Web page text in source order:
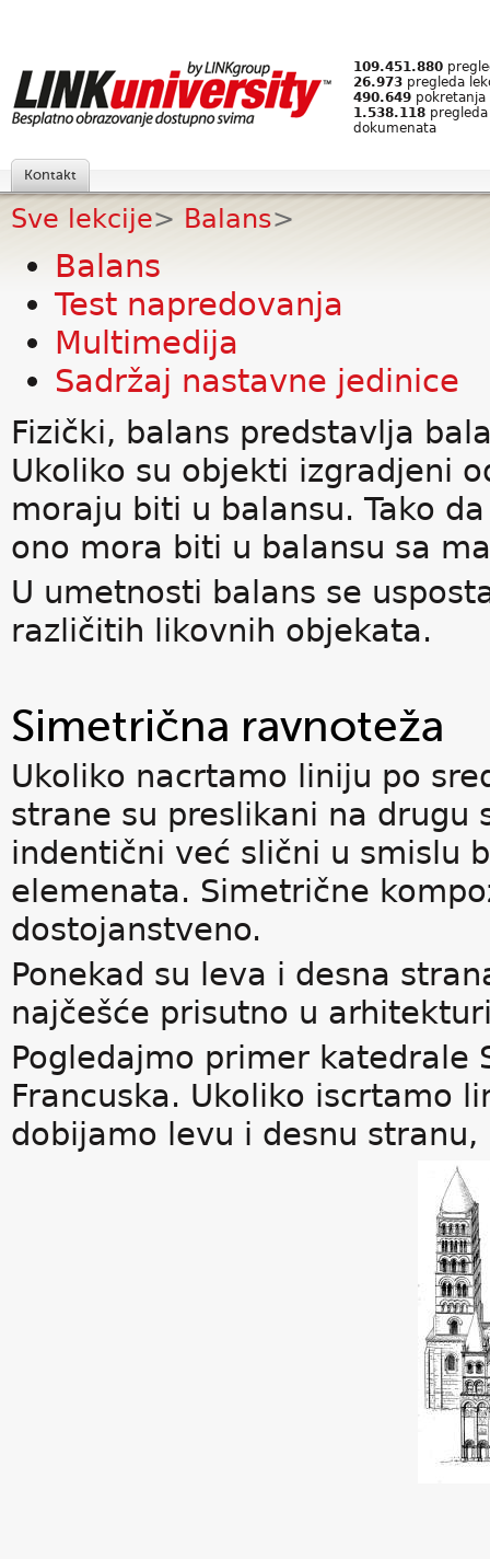
109.451.880
26.973 pregleda
490.649 pokretanja
1.538.118
dokumenata
Kontakt
Sve lekcije> Balans>
Balans
Test napredovanja
Multimedija
Sadržaj nastavne jedinice
Fizički, balans predstavlja
Ukoliko su objekti izgradjeni
moraju biti u balansu. Tako
ono mora biti u balansu sa
U umetnosti balans se
različitih likovnih objekata.
Simetrična ravnoteža
Ukoliko nacrtamo liniju po
strane su preslikani na
indentični već slični u smislu
elemenata. Simetrične
dostojanstveno.
Ponekad su leva i desna
najčešće prisutno u
Pogledajmo primer katedrale
Francuska. Ukoliko iscrtamo
dobijamo levu i desnu